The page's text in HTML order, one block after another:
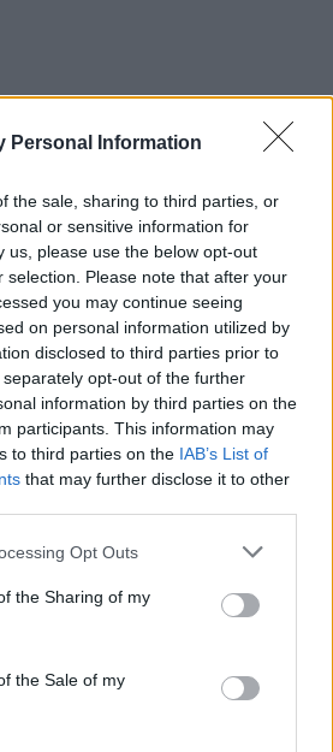
Personal Information
the sale, sharing to third parties, or
or sensitive information for
us, please use the below opt-out
selection. Please note that after your
you may continue seeing
on personal information utilized by
disclosed to third parties prior to
opt-out of the further
information by third parties on the
participants. This information may
to third parties on the IAB’s List of
that may further disclose it to other
Opt Outs
the Sharing of my
the Sale of my
(Târziu)
(Surugiu)
Loc (Ponta)
Arată rezultatele